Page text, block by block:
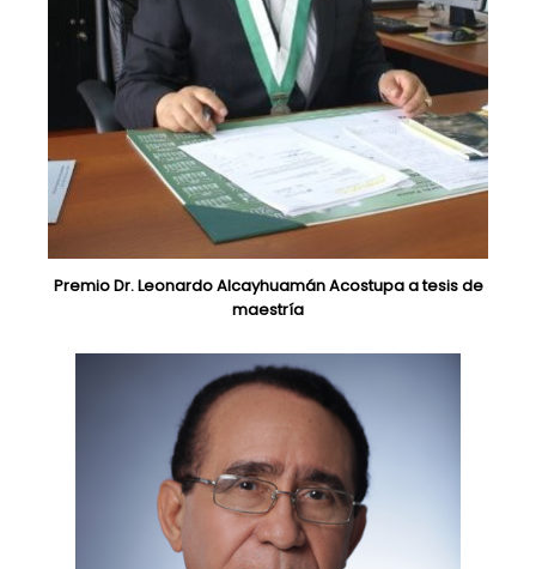
Premio Dr. Leonardo Alcayhuamán Acostupa a tesis de
maestría